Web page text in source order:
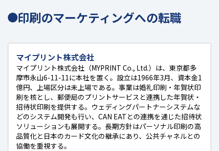
印刷のマーケティングへの転職
マイプリント株式会社
マイプリント株式会社（MYPRINT Co., Ltd.）は、東京都多
摩市永山6-11-11に本社を置く。設立は1966年3月、資本金1
億円、上場区分は未上場である。事業は婚礼印刷・年賀状印
刷を核とし、郵便局のプリントサービスと連携した年賀状・
招待状印刷を提供する。ウェディングパートナーシステムな
どのシステム開発も行い、CAN EATとの連携を通じた招待状
ソリューションも展開する。長期方針はパーソナル印刷の高
品質化と日本のカード文化の継承にあり、公共チャネルとの
協働を重視する。